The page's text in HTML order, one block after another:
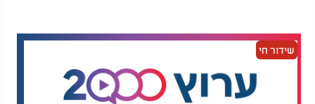
מהמכל, מאחר ולחות מעודדת התפתחות עובש.
עוד ממליצים המומחים להחליף תבלינים טחונים אחת
ל=6 עד 12 חודשים, בעוד שתבלינים שלמים יכולים
להישמר לתקופה ארוכה יותר של בין שנה לשלוש שנים.
שידור חי